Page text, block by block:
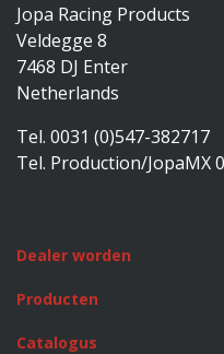
Jopa Racing Products
Veldegge 8
7468 DJ Enter
Netherlands
Tel. 0031 (0)547-382717
Tel. Production/JopaMX
Dealer worden
Producten
Catalogus